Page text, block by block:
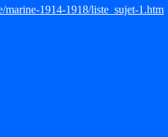
marine-1914-1918/liste_sujet-1.htm